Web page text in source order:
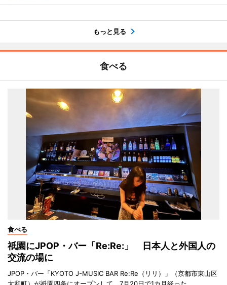
もっと見る
食べる
食べる
祇園にJPOP・バー「Re:Re:」 日本人と外国人の
交流の場に
JPOP・バー「KYOTO J-MUSIC BAR Re:Re（リリ）」（京都市東山区
大和町）が祇園四条にオープンして、7月20日で1カ月経った。